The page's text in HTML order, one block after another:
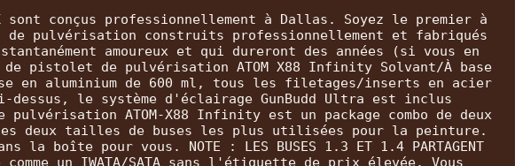
conçus professionnellement à Dallas. Soyez le premier à
pulvérisation construits professionnellement et fabriqués
amoureux et qui dureront des années (si vous en
de pistolet de pulvérisation ATOM X88 Infinity Solvant/À base
en aluminium de 600 ml, tous les filetages/inserts en acier
dessus, le système d'éclairage GunBudd Ultra est inclus
ATOM-X88 Infinity est un package combo de deux
deux tailles de buses les plus utilisées pour la peinture.
boîte pour vous. NOTE : LES BUSES 1.3 ET 1.4 PARTAGENT
comme un IWATA/SATA sans l'étiquette de prix élevée. Vous